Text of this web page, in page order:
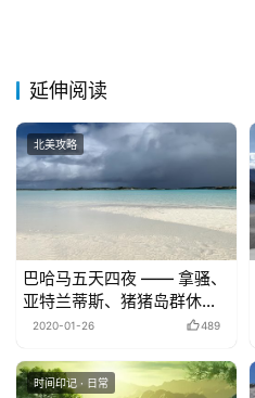
留
延伸阅读
北美攻略
巴哈马五天四夜 —— 拿骚、
亚特兰蒂斯、猪猪岛群休闲
游总结
2020-01-26 489
时间印记 · 日常